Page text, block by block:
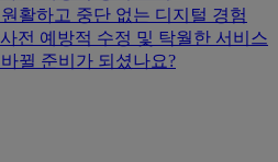
원활하고 중단 없는 디지털 경험
사전 예방적 수정 및 탁월한 서비스
바뀔 준비가 되셨나요?